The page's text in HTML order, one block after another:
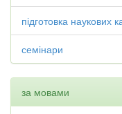
підготовка наукових
семінари
за мовами